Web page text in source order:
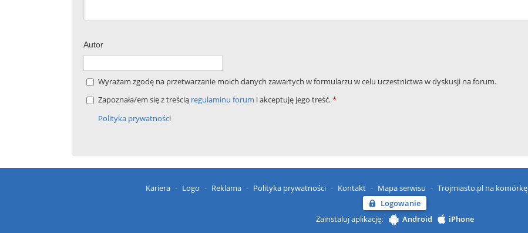
Autor
Wyrażam zgodę na przetwarzanie moich danych zawartych w formularzu w celu uczestnictwa w dyskusji na forum.
Zapoznała/em się z treścią regulaminu forum i akceptuję jego treść.*
Polityka prywatności
Kariera Logo Reklama Polityka prywatności Kontakt Mapa serwisu Trojmiasto.pl na komórkę
Logowanie
Zainstaluj aplikację:
Android
iPhone